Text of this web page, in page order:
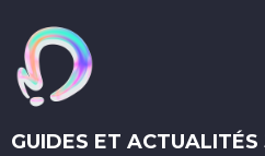
GUIDES ET